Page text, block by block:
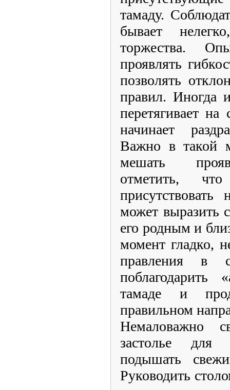
тамаду.
бывает
торжества.
проявлять
позволять
правил. Иногда
перетягивает
начинает
Важно в такой
мешать
отметить,
может выразить
его родным и
момент гладко,
правления в
поблагодарить
тамаде и
правильном
Немаловажно
застолье для
подышать
Руководить